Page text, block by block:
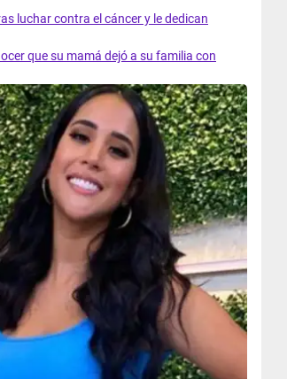
luchar contra el cáncer y le dedican
que su mamá dejó a su familia con